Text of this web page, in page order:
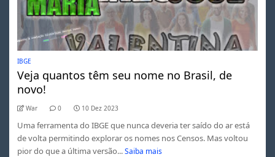
IBGE
Veja quantos têm seu nome no Brasil, de
novo!
War 0 10 Dez 2023
Uma ferramenta do IBGE que nunca deveria ter saído do ar está
de volta permitindo explorar os nomes nos Censos. Mas voltou
pior do que a última versão... Saiba mais